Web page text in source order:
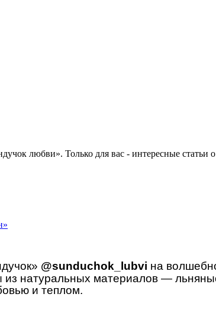
любви». Только для вас - интересные
@sunduchok_lubvi на
из натуральных материалов —
и теплом.